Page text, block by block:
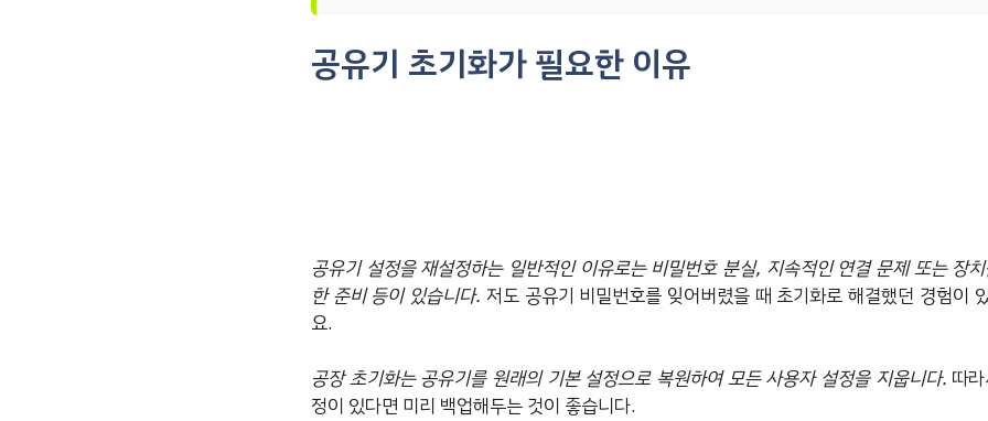
공유기 초기화가 필요한 이유
공유기 설정을 재설정하는 일반적인 이유로는 비밀번호 분실, 지속적인 연결 문제 또는 장
한 준비 등이 있습니다. 저도 공유기 비밀번호를 잊어버렸을 때 초기화로 해결했던 경험이
요.
공장 초기화는 공유기를 원래의 기본 설정으로 복원하여 모든 사용자 설정을 지웁니다. 따
정이 있다면 미리 백업해두는 것이 좋습니다.